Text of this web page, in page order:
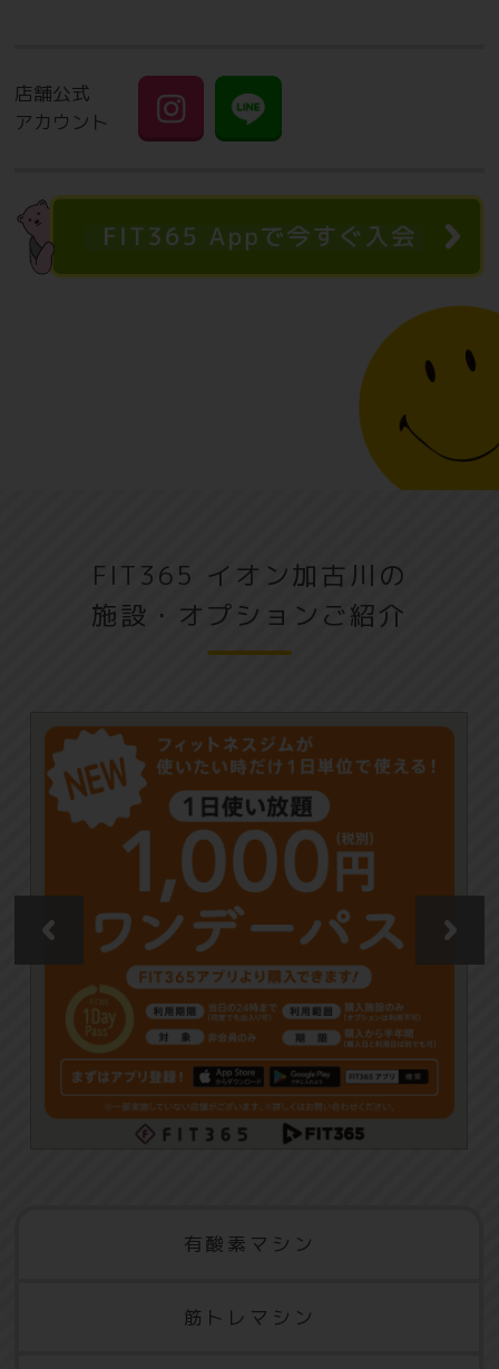
店舗公式
アカウント
FIT365 イオン加古川の
施設・オプションご紹介
有酸素マシン
筋トレマシン